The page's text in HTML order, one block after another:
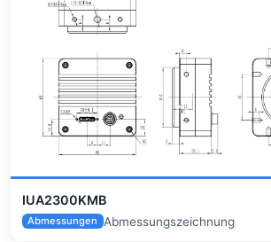
IUA2300KMB
Abmessungen Abmessungszeichnung